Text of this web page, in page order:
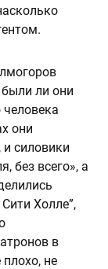
ли они
они
силовики
без всего», а
Холле”,
в
не